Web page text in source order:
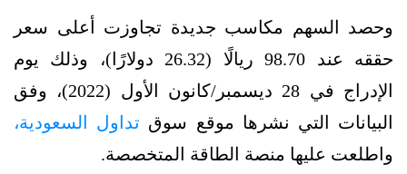
وحصد السهم مكاسب جديدة تجاوزت أعلى سعر
حققه عند 98.70 ريالًا (26.32 دولارًا)، وذلك يوم
الإدراج في 28 ديسمبر/كانون الأول (2022)، وفق
البيانات التي نشرها موقع سوق تداول السعودية،
واطلعت عليها منصة الطاقة المتخصصة.